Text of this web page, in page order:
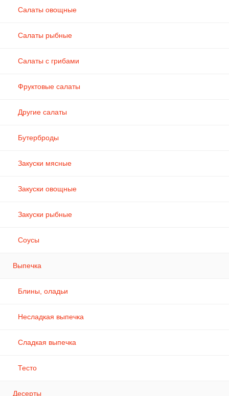
Салаты овощные
Салаты рыбные
Салаты с грибами
Фруктовые салаты
Другие салаты
Бутерброды
Закуски мясные
Закуски овощные
Закуски рыбные
Соусы
Выпечка
Блины, оладьи
Несладкая выпечка
Сладкая выпечка
Тесто
Десерты